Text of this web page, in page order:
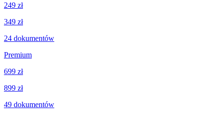
249 zł
349 zł
24 dokumentów
Premium
699 zł
899 zł
49 dokumentów